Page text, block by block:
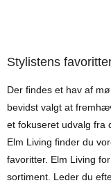
Stylistens
Der findes et hav af
bevidst valgt at
et fokuseret udvalg fra
Elm Living finder du
favoritter. Elm Living
sortiment. Leder du